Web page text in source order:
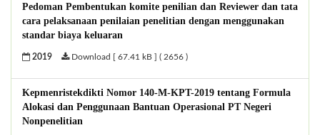
Pedoman Pembentukan komite penilian dan Reviewer dan tata
cara pelaksanaan penilaian penelitian dengan menggunakan
standar biaya keluaran
2019 Download [ 67.41 kB ] ( 2656 )
Kepmenristekdikti Nomor 140-M-KPT-2019 tentang Formula
Alokasi dan Penggunaan Bantuan Operasional PT Negeri
Nonpenelitian